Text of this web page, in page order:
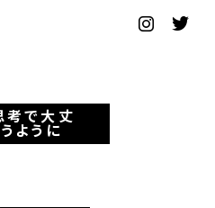
考で大丈
ように